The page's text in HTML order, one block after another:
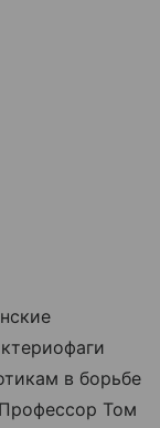
в борьбе
Том